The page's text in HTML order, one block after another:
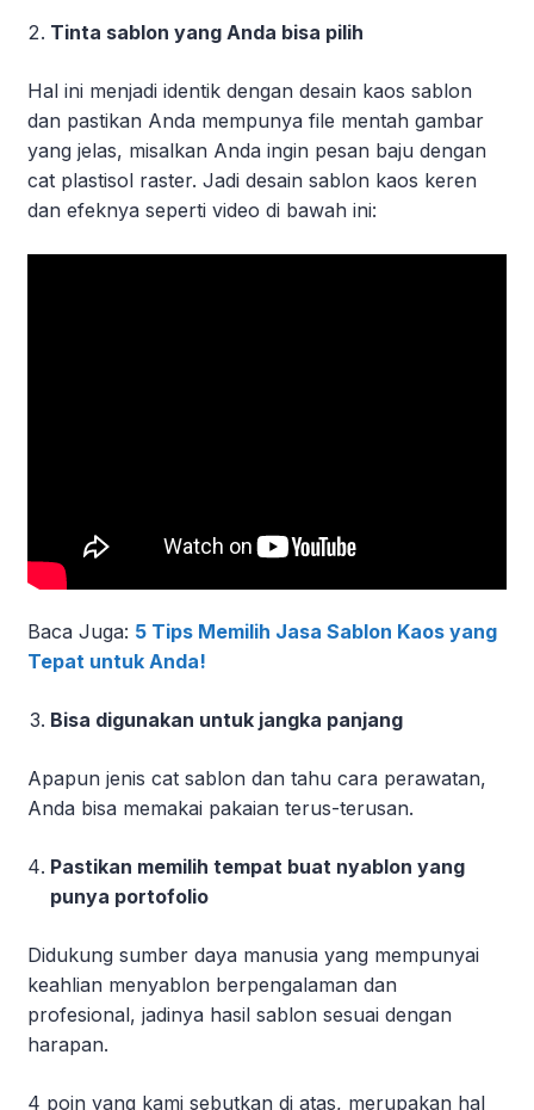
Tinta sablon yang Anda bisa pilih
Hal ini menjadi identik dengan desain kaos sablon
dan pastikan Anda mempunya file mentah gambar
yang jelas, misalkan Anda ingin pesan baju dengan
cat plastisol raster. Jadi desain sablon kaos keren
dan efeknya seperti video di bawah ini:
Baca Juga: 5 Tips Memilih Jasa Sablon Kaos yang
Tepat untuk Anda!
Bisa digunakan untuk jangka panjang
Apapun jenis cat sablon dan tahu cara perawatan,
Anda bisa memakai pakaian terus-terusan.
Pastikan memilih tempat buat nyablon yang
punya portofolio
Didukung sumber daya manusia yang mempunyai
keahlian menyablon berpengalaman dan
profesional, jadinya hasil sablon sesuai dengan
harapan.
4 poin yang kami sebutkan di atas, merupakan hal